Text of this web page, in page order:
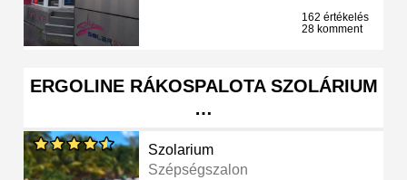
162 értékelés
28 komment
ERGOLINE RÁKOSPALOTA SZOLÁRIUM
…
Szolarium
Szépségszalon